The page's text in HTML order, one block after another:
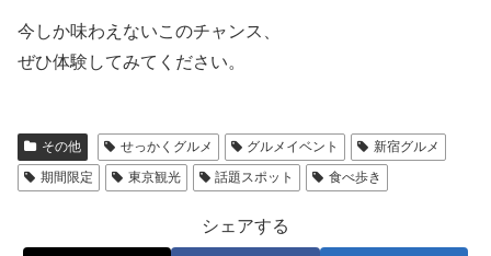
今しか味わえないこのチャンス、
ぜひ体験してみてください。
その他 せっかくグルメ グルメイベント
新宿グルメ
期間限定
東京観光 話題スポット 食べ歩き
シェアする